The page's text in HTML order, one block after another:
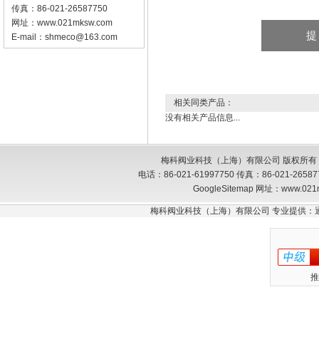
传真：86-021-26587750
网址： www.021mksw.com
E-mail： shmeco@163.com
相关同类产品：
没有相关产品信息...
梅科阀业科技（上海）有限公司 版权所
电话：86-021-61997750 传真：86-021-
GoogleSitemap网址：
梅科阀业科技（上海）有限公司 专业提供